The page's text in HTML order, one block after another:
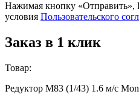
Нажимая кнопку «Отправить»,
условия Пользовательского
Заказ в 1 клик
Товар:
Редуктор М83 (1/43) 1.6 м/с